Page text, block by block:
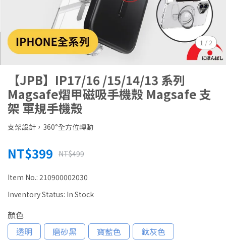
1 / 2
【JPB】IP17/16 /15/14/13 系列
Magsafe熠甲磁吸手機殼 Magsafe 支
架 軍規手機殼
支架設計，360°全方位轉動
NT$399 NT$499
Item No.: 210900002030
Inventory Status: In Stock
顏色
透明
磨砂黑 寶藍色
鈦灰色